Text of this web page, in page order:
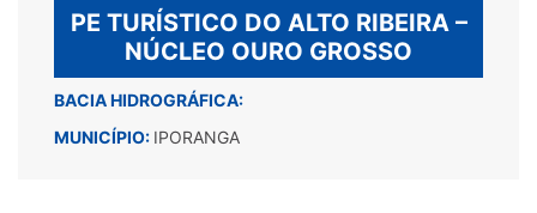
PE TURÍSTICO DO ALTO RIBEIRA –
NÚCLEO OURO GROSSO
BACIA HIDROGRÁFICA:
MUNICÍPIO: IPORANGA